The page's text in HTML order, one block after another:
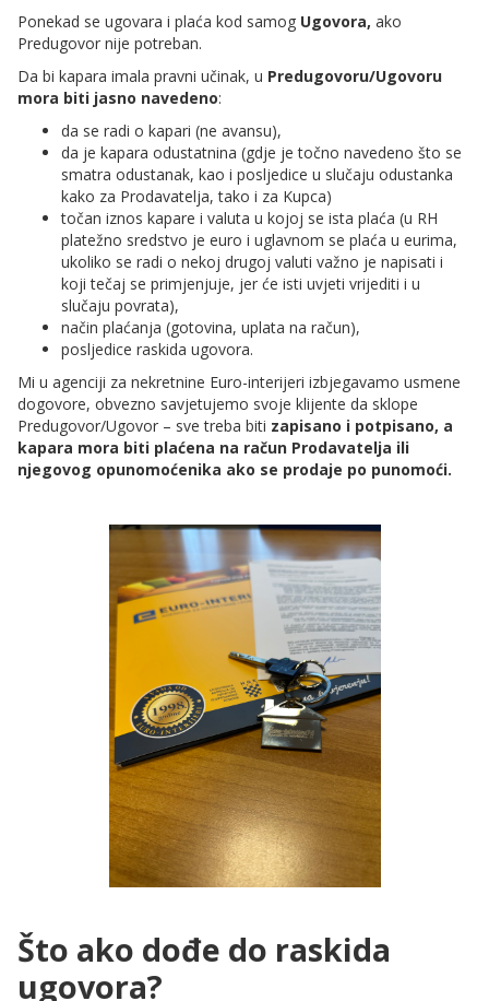
Ponekad se ugovara i plaća kod samog Ugovora, ako
Predugovor nije potreban.
Da bi kapara imala pravni učinak, u Predugovoru/Ugovoru
mora biti jasno navedeno:
da se radi o kapari (ne avansu),
da je kapara odustatnina (gdje je točno navedeno što se
smatra odustanak, kao i posljedice u slučaju odustanka
kako za Prodavatelja, tako i za Kupca)
točan iznos kapare i valuta u kojoj se ista plaća (u RH
platežno sredstvo je euro i uglavnom se plaća u eurima,
ukoliko se radi o nekoj drugoj valuti važno je napisati i
koji tečaj se primjenjuje, jer će isti uvjeti vrijediti i u
slučaju povrata),
način plaćanja (gotovina, uplata na račun),
posljedice raskida ugovora.
Mi u agenciji za nekretnine Euro-interijeri izbjegavamo usmene
dogovore, obvezno savjetujemo svoje klijente da sklope
Predugovor/Ugovor – sve treba biti zapisano i potpisano, a
kapara mora biti plaćena na račun Prodavatelja ili
njegovog opunomoćenika ako se prodaje po punomoći.
Što ako dođe do raskida
ugovora?